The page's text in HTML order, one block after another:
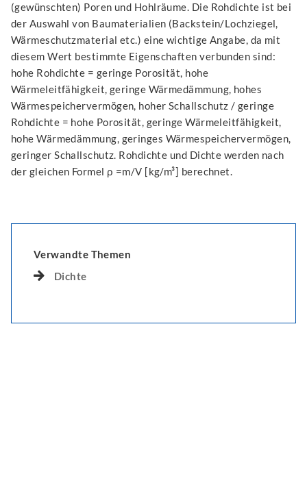
(gewünschten) Poren und Hohlräume. Die Rohdichte ist bei
der Auswahl von Baumaterialien (Backstein/Lochziegel,
Wärmeschutzmaterial etc.) eine wichtige Angabe, da mit
diesem Wert bestimmte Eigenschaften verbunden sind:
hohe Rohdichte = geringe Porosität, hohe
Wärmeleitfähigkeit, geringe Wärmedämmung, hohes
Wärmespeichervermögen, hoher Schallschutz / geringe
Rohdichte = hohe Porosität, geringe Wärmeleitfähigkeit,
hohe Wärmedämmung, geringes Wärmespeichervermögen,
geringer Schallschutz. Rohdichte und Dichte werden nach
der gleichen Formel ρ =m/V [kg/m³] berechnet.
Verwandte Themen
Dichte